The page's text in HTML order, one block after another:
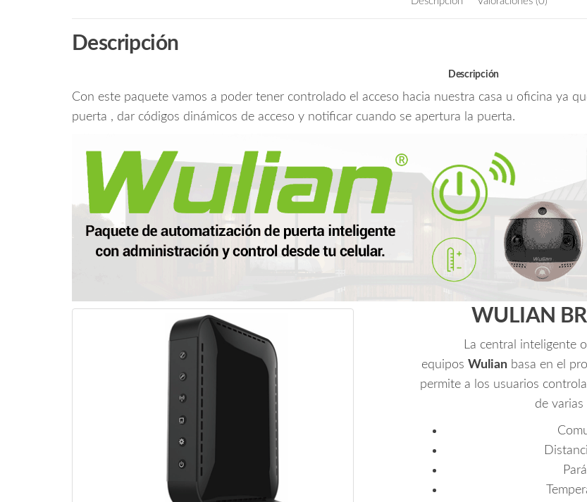
tu
celular/
Videoportero
de
mirilla,
Cerradura
biometrica
inteligente
y
magnetico
inalambrico.
cantidad
o
er
Descripción
Descripción
Con este paquete vamos a poder tener controlado el acceso hacia nuestra casa u oficina ya
puerta , dar códigos dinámicos de acceso y notificar cuando se apertura la puerta.
WULIAN
La central inteligente
equipos Wulianbasa en el
permite a los usuarios
de